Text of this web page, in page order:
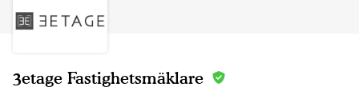
3etage Fastighetsmäklare